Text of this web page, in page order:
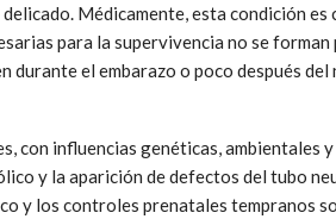
Médicamente, esta condición
para la supervivencia no se
durante el embarazo o poco después del
con influencias genéticas, ambientales
y la aparición de defectos del tubo
y los controles prenatales tempranos